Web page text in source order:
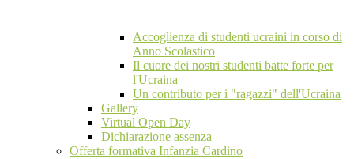
Accoglienza di studenti ucraini in corso di
Anno Scolastico
Il cuore dei nostri studenti batte forte per
l'Ucraina
Un contributo per i "ragazzi" dell'Ucraina
Gallery
Virtual Open Day
Dichiarazione assenza
Offerta formativa Infanzia Cardino